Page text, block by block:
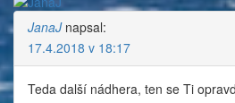
JanaJ napsal:
17.4.2018 v 18:17
Teda další nádhera, ten se Ti